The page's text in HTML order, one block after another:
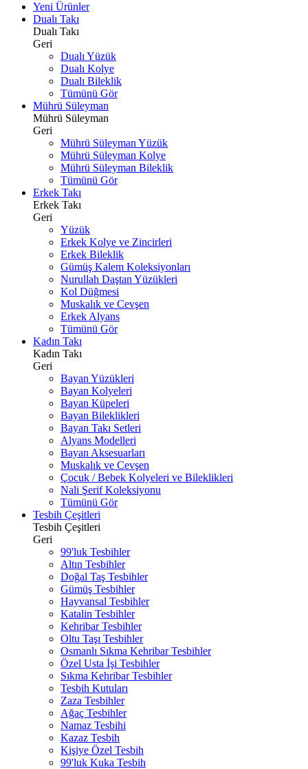
Yeni Ürünler
Dualı Takı
Dualı Takı
Geri
Dualı Yüzük
Dualı Kolye
Dualı Bileklik
Tümünü Gör
Mührü Süleyman
Mührü Süleyman
Geri
Mührü Süleyman Yüzük
Mührü Süleyman Kolye
Mührü Süleyman Bileklik
Tümünü Gör
Erkek Takı
Erkek Takı
Geri
Yüzük
Erkek Kolye ve Zincirleri
Erkek Bileklik
Gümüş Kalem Koleksiyonları
Nurullah Daştan Yüzükleri
Kol Düğmesi
Muskalık ve Cevşen
Erkek Alyans
Tümünü Gör
Kadın Takı
Kadın Takı
Geri
Bayan Yüzükleri
Bayan Kolyeleri
Bayan Küpeleri
Bayan Bileklikleri
Bayan Takı Setleri
Alyans Modelleri
Bayan Aksesuarları
Muskalık ve Cevşen
Çocuk / Bebek Kolyeleri ve Bileklikleri
Nali Şerif Koleksiyonu
Tümünü Gör
Tesbih Çeşitleri
Tesbih Çeşitleri
Geri
99'luk Tesbihler
Altın Tesbihler
Doğal Taş Tesbihler
Gümüş Tesbihler
Hayvansal Tesbihler
Katalin Tesbihler
Kehribar Tesbihler
Oltu Taşı Tesbihler
Osmanlı Sıkma Kehribar Tesbihler
Özel Usta İşi Tesbihler
Sıkma Kehribar Tesbihler
Tesbih Kutuları
Zaza Tesbihler
Ağaç Tesbihler
Namaz Tesbihi
Kazaz Tesbih
Kişiye Özel Tesbih
99'luk Kuka Tesbih